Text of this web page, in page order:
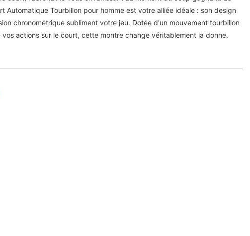
Automatique Tourbillon pour homme est votre alliée idéale : son design
chronométrique subliment votre jeu. Dotée d'un mouvement tourbillon
vos actions sur le court, cette montre change véritablement la donne.